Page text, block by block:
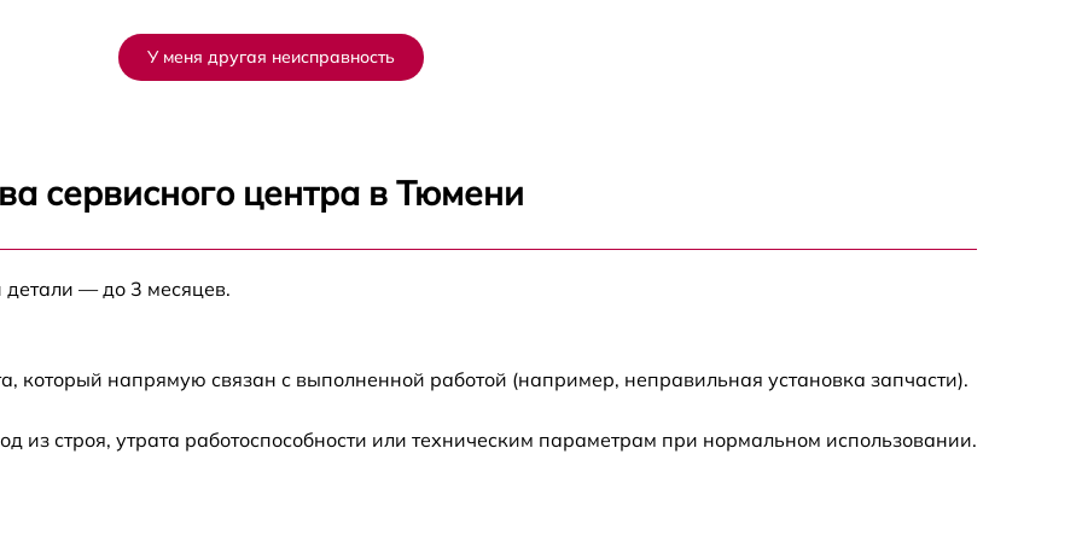
от 60 мин
от 60 мин 1200 р
У меня другая неисправность
сервисного центра в Тюмени
детали — до 3 месяцев.
который напрямую связан с выполненной работой (например, неправильная установка запчасти).
строя, утрата работоспособности или техническим параметрам при нормальном использовании.